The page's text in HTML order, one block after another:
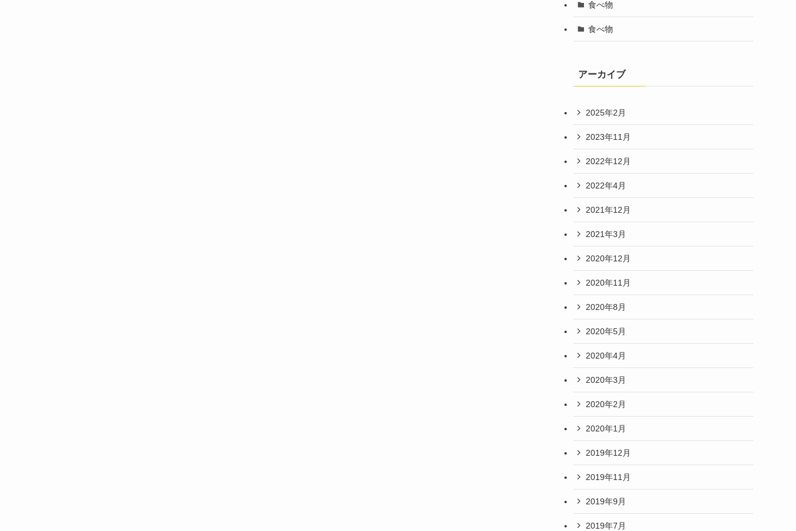
食べ物
食べ物
アーカイブ
2025年2月
2023年11月
2022年12月
2022年4月
2021年12月
2021年3月
2020年12月
2020年11月
2020年8月
2020年5月
2020年4月
2020年3月
2020年2月
2020年1月
2019年12月
2019年11月
2019年9月
2019年7月